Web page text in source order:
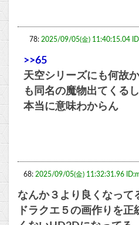
78: 2025/09/05(金) 11:40:15.04
>>65
天空シリーズにも何故
も同名の魔物出てくるし
本当に意味わからん
68: 2025/09/05(金) 11:32:31.96
なんか３より良くなって
ドラクエ５の画作りを